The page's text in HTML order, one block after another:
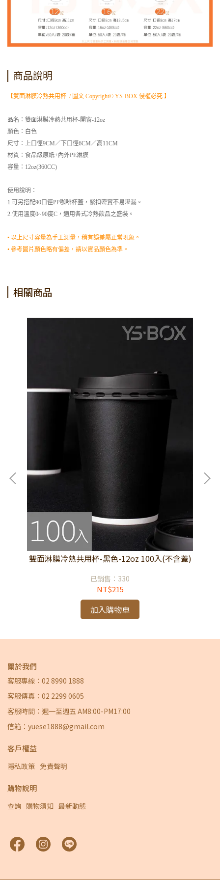
商品說明
【雙面淋膜冷熱共用杯 / 圖文 Copyright© YS-BOX 侵權必究 】
品名：雙面淋膜冷熱共用杯-開窗-12oz
顏色：白色
尺寸：上口徑9CM／下口徑6CM／高11CM
材質：食品級原紙+內外PE淋膜
容量：12oz(360CC)
使用說明：
1.可另搭配90口徑PP咖啡杯蓋，緊扣密實不易滲漏。
2.使用溫度0~90度C，適用各式冷熱飲品之盛裝。
• 以上尺寸容量為手工測量，稍有誤差屬正常現象。
• 參考圖片顏色略有偏差，請以實品顏色為準。
相關商品
雙面淋膜冷熱共用杯-黑色-12oz 100入(不含蓋)
已銷售：330
NT$215
加入購物車
關於我們
客服專線：02 8990 1888
客服傳真：02 2299 0605
客服時間：週一至週五 AM8:00-PM17:00
信箱：yuese1888@gmail.com
客戶權益
隱私政策 免責聲明
購物說明
查詢 購物須知 最新動態